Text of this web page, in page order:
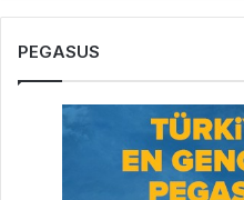
PEGASUS